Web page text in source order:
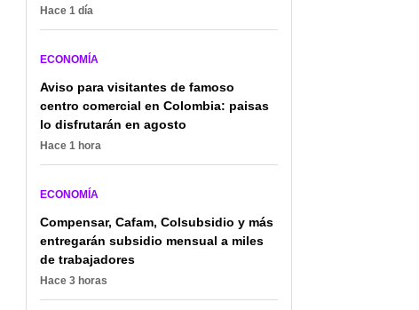
Hace 1 día
ECONOMÍA
Aviso para visitantes de famoso
centro comercial en Colombia: paisas
lo disfrutarán en agosto
Hace 1 hora
ECONOMÍA
Compensar, Cafam, Colsubsidio y más
entregarán subsidio mensual a miles
de trabajadores
Hace 3 horas